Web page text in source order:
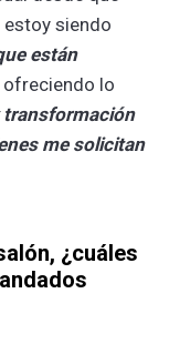
siendo
están
lo
transformación
me solicitan
¿cuáles